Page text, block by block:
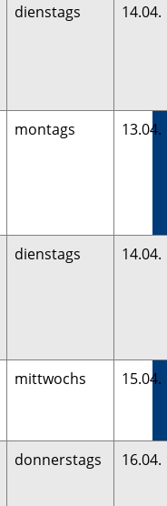
dienstags 14.04.
montags 13.04.
dienstags 14.04.
mittwochs 15.04.
donnerstags 16.04.